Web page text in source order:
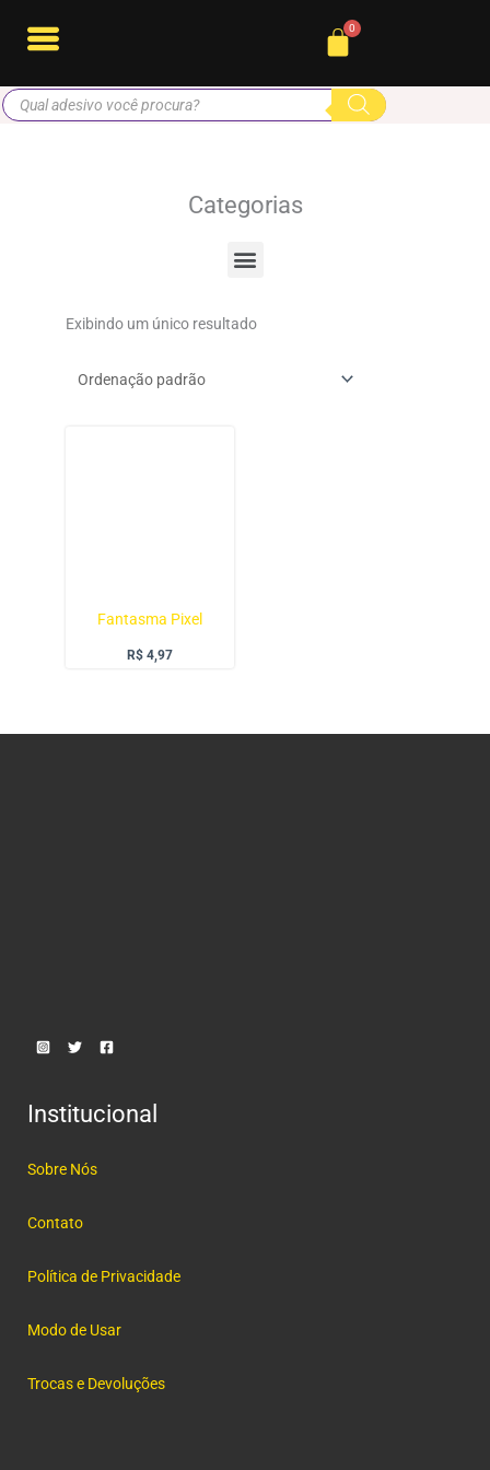
para
conteúdo
Cart
Pesquisar
produtos
Categorias
Menu
Exibindo um único resultado
Fantasma Pixel
R$ 4,97
Institucional
Sobre Nós
Contato
Política de Privacidade
Modo de Usar
Trocas e Devoluções